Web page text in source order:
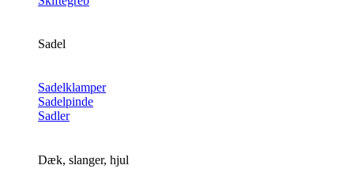
Sadel
Sadelklamper
Sadelpinde
Sadler
Dæk, slanger, hjul